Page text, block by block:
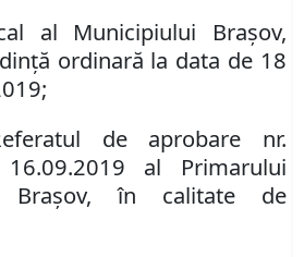
al Municipiului Brașov,
ordinară la data de 18
de aprobare nr.
al Primarului
Braşov, în calitate de